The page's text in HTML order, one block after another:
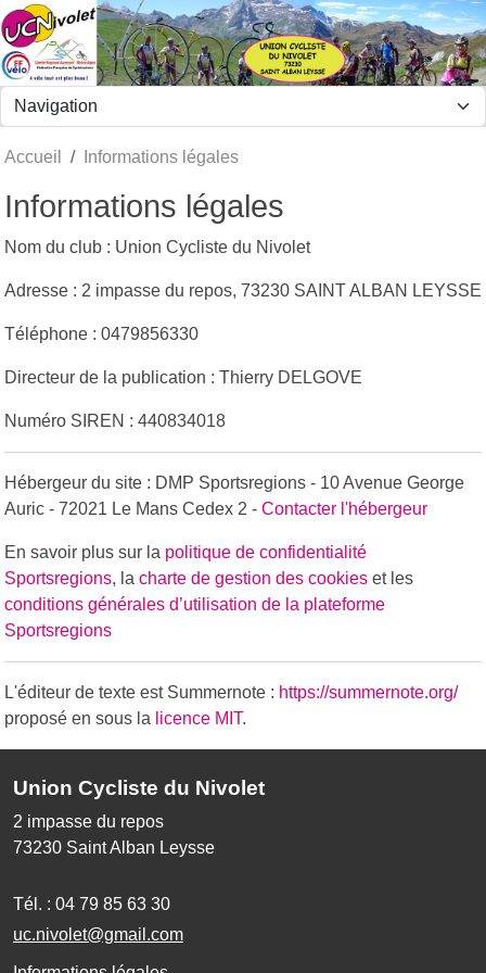
Accueil Informations légales
Informations légales
Nom du club : Union Cycliste du Nivolet
Adresse : 2 impasse du repos, 73230 SAINT ALBAN LEYSSE
Téléphone : 0479856330
Directeur de la publication : Thierry DELGOVE
Numéro SIREN : 440834018
Hébergeur du site : DMP Sportsregions - 10 Avenue George
Auric - 72021 Le Mans Cedex 2 - Contacter l'hébergeur
En savoir plus sur la politique de confidentialité
Sportsregions, la charte de gestion des cookies et les
conditions générales d’utilisation de la plateforme
Sportsregions
L'éditeur de texte est Summernote : https://summernote.org/
proposé en sous la licence MIT.
Union Cycliste du Nivolet
2 impasse du repos
73230 Saint Alban Leysse
Tél. : 04 79 85 63 30
uc.nivolet@gmail.com
Panneau de gestion des cookies